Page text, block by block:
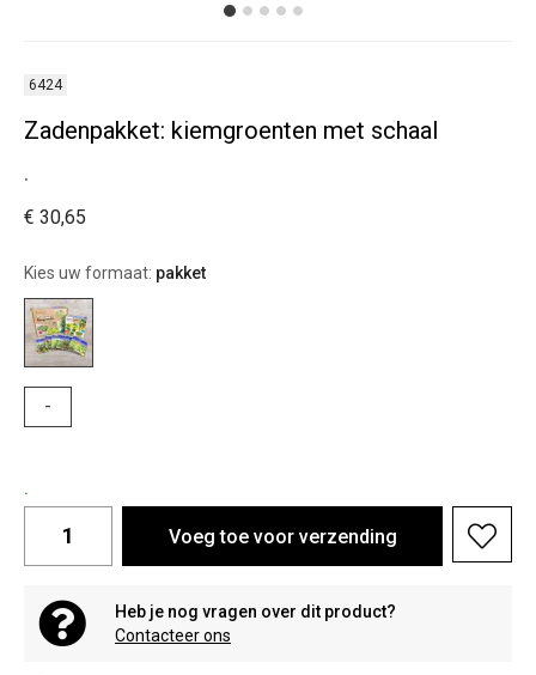
6424
Zadenpakket: kiemgroenten met schaal
.
€ 30,65
Kies uw formaat: pakket
-
.
Voeg toe voor verzending
Heb je nog vragen over dit product?
Contacteer ons